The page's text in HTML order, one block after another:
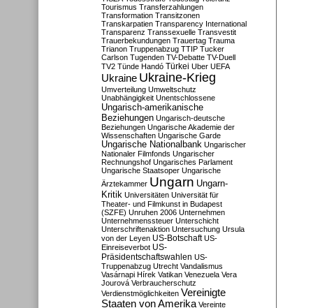
Tourismus Transferzahlungen
Transformation Transitzonen
Transkarpatien Transparency International
Transparenz Transsexuelle Transvestit
Trauerbekundungen Trauertag Trauma
Trianon Truppenabzug TTIP Tucker
Carlson Tugenden TV-Debatte TV-Duell
TV2 Tünde Handó Türkei Uber UEFA
Ukraine Ukraine-Krieg
Umverteilung Umweltschutz
Unabhängigkeit Unentschlossene
Ungarisch-amerikanische
Beziehungen Ungarisch-deutsche
Beziehungen Ungarische Akademie der
Wissenschaften Ungarische Garde
Ungarische Nationalbank Ungarischer
Nationaler Filmfonds Ungarischer
Rechnungshof Ungarisches Parlament
Ungarische Staatsoper Ungarische
Ärztekammer Ungarn Ungarn-
Kritik Universitäten Universität für
Theater- und Filmkunst in Budapest
(SZFE) Unruhen 2006 Unternehmen
Unternehmenssteuer Unterschicht
Unterschriftenaktion Untersuchung Ursula
von der Leyen US-Botschaft US-
Einreiseverbot US-
Präsidentschaftswahlen US-
Truppenabzug Utrecht Vandalismus
Vasárnapi Hírek Vatikan Venezuela Vera
Jourová Verbraucherschutz
Verdienstmöglichkeiten Vereinigte
Staaten von Amerika Vereinte